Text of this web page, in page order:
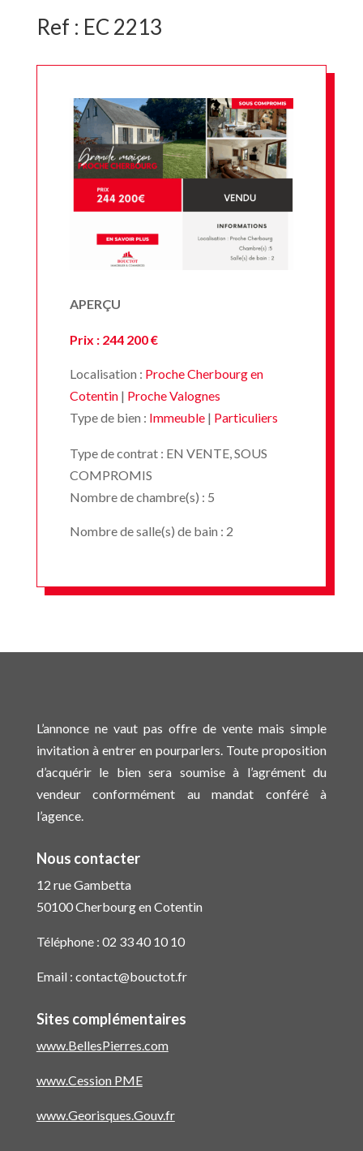
Ref : EC 2213
APERÇU
Prix : 244 200 €
Localisation : Proche Cherbourg en
Cotentin| Proche Valognes
Type de bien : Immeuble| Particuliers
Type de contrat : EN VENTE, SOUS
COMPROMIS
Nombre de chambre(s) : 5
Nombre de salle(s) de bain : 2
L’annonce ne vaut pas offre de vente mais simple
invitation à entrer en pourparlers. Toute proposition
d’acquérir le bien sera soumise à l’agrément du
vendeur conformément au mandat conféré à
l’agence.
Nous contacter
12 rue Gambetta
50100 Cherbourg en Cotentin
Téléphone : 02 33 40 10 10
Email : contact@bouctot.fr
Sites complémentaires
www.BellesPierres.com
www.Cession PME
www.Georisques.Gouv.fr